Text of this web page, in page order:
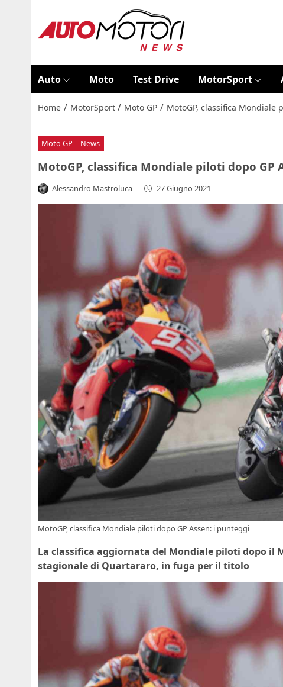
Auto Moto Test Drive MotorSport
Home / MotorSport / Moto GP / MotoGP, classifica Mondiale
Moto GP News
MotoGP, classifica Mondiale piloti dopo GP
Alessandro Mastroluca - 27 Giugno 2021
MotoGP, classifica Mondiale piloti dopo GP Assen: i punteggi
La classifica aggiornata del Mondiale piloti dopo il
stagionale di Quartararo, in fuga per il titolo